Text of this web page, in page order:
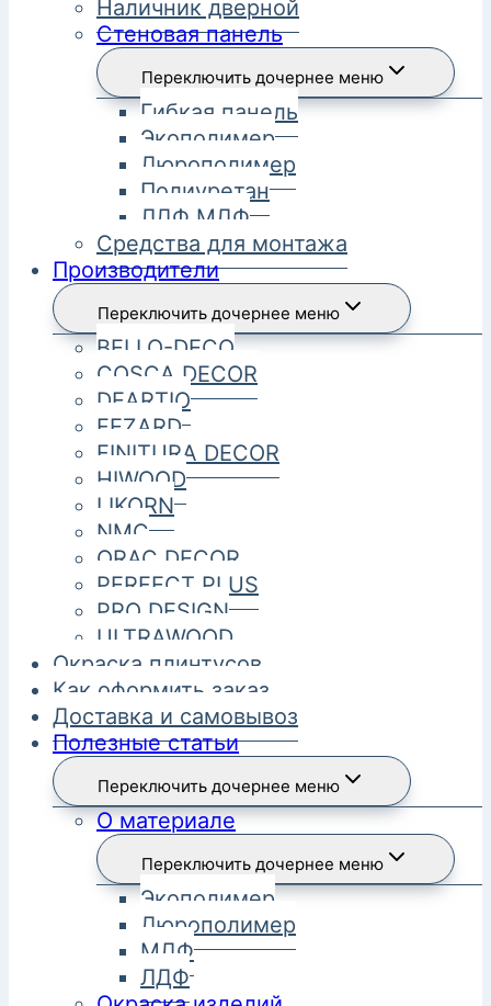
Наличник дверной
Стеновая панель
Переключить дочернее меню
Гибкая панель
Экополимер
Дюрополимер
Полиуретан
ЛДФ МДФ
Средства для монтажа
Производители
Переключить дочернее меню
BELLO-DECO
COSCA DECOR
DEARTIO
FEZARD
FINITURA DECOR
HIWOOD
LIKORN
NMC
ORAC DECOR
PERFECT PLUS
PRO DESIGN
ULTRAWOOD
Окраска плинтусов
Как оформить заказ
Доставка и самовывоз
Полезные статьи
Переключить дочернее меню
О материале
Переключить дочернее меню
Экополимер
Дюрополимер
МДФ
ЛДФ